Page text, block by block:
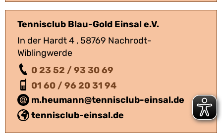
tennisclub-einsal.de
m.heumann@tennisclub-einsal.de
Tennisclub Blau-Gold Einsal e.V.
In der Hardt 4 , 58769 Nachrodt-
Wiblingwerde
0 23 52 / 93 30 69
01 60 / 96 20 31 94